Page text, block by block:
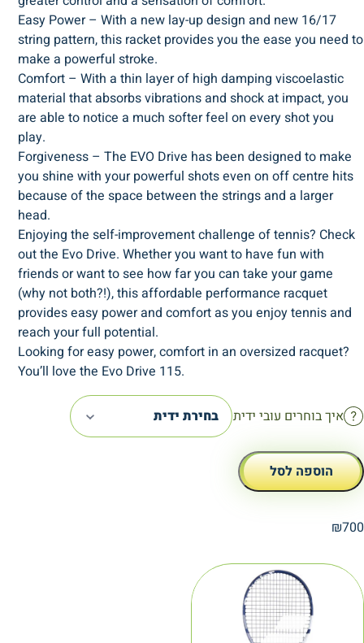
Easy Power – With a new lay-up design and new 16/17
string pattern, this racket provides you the ease you need to
make a powerful stroke.
Comfort – With a thin layer of high damping viscoelastic
material that absorbs vibrations and shock at impact, you
are able to notice a much softer feel on every shot you
play.
Forgiveness – The EVO Drive has been designed to make
you shine with your powerful shots even on off centre hits
because of the space between the strings and a larger
head.
Enjoying the self-improvement challenge of tennis? Check
out the Evo Drive. Whether you want to have fun with
friends or want to see how far you can take your game
(why not both?!), this affordable performance racquet
provides easy power and comfort as you enjoy tennis and
reach your full potential.
Looking for easy power, comfort in an oversized racquet?
You’ll love the Evo Drive 115.
איך בוחרים עובי ידית בחירת ידית
הוספה לסל
₪700